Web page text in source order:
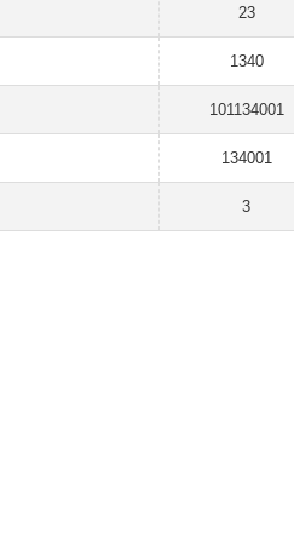
23
1340
101134001
134001
3